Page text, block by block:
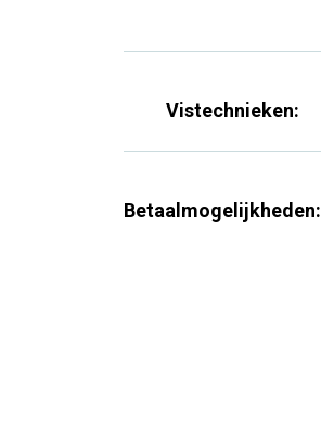
Vistechnieken:
Betaalmogelijkheden: